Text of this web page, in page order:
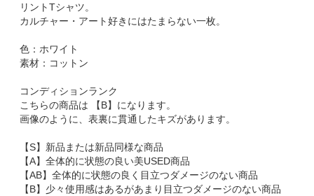
リントTシャツ。
カルチャー・アート好きにはたまらない一枚。
色：ホワイト
素材：コットン
コンディションランク
こちらの商品は 【B】になります。
画像のように、表裏に貫通したキズがあります。
【S】新品または新品同様な商品
【A】全体的に状態の良い美USED商品
【AB】全体的に状態の良く目立つダメージのない商品
【B】少々使用感はあるがあまり目立つダメージのない商品